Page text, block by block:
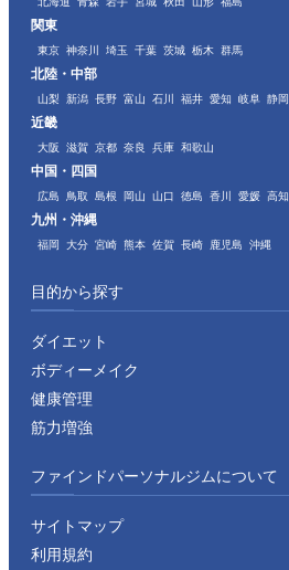
関東
東京 神奈川 埼玉 千葉 茨城 栃木 群馬
北陸・中部
山梨 新潟 長野 富山 石川 福井 愛知 岐阜 静岡
近畿
大阪 滋賀 京都 奈良 兵庫 和歌山
中国・四国
広島 鳥取 島根 岡山 山口 徳島 香川 愛媛 高知
九州・沖縄
福岡 大分 宮崎 熊本 佐賀 長崎 鹿児島 沖縄
目的から探す
ダイエット
ボディーメイク
健康管理
筋力増強
ファインドパーソナルジムについて
サイトマップ
利用規約